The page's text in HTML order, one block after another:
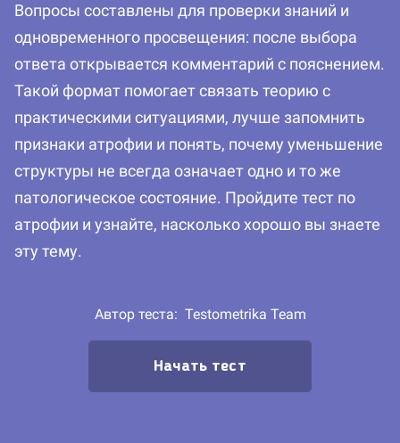
Вопросы составлены для проверки знаний и
одновременного просвещения: после выбора
ответа открывается комментарий с пояснением.
Такой формат помогает связать теорию с
практическими ситуациями, лучше запомнить
признаки атрофии и понять, почему уменьшение
структуры не всегда означает одно и то же
патологическое состояние. Пройдите тест по
атрофии и узнайте, насколько хорошо вы знаете
эту тему.
Автор теста: Testometrika Team
Начать тест